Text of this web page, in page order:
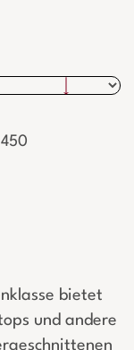
bietet
und andere